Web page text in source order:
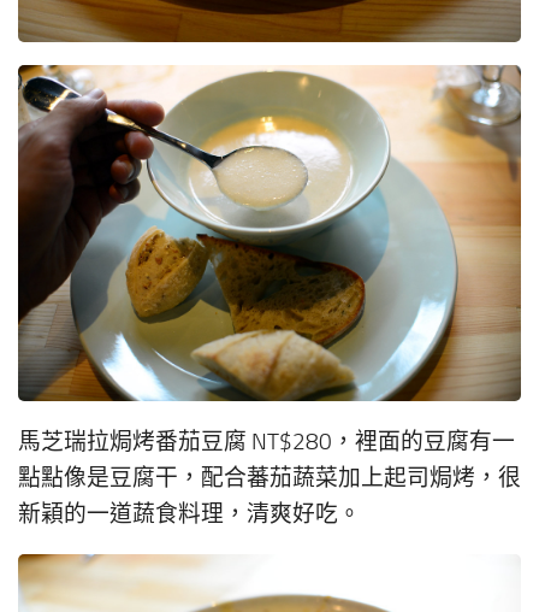
馬芝瑞拉焗烤番茄豆腐 NT$280，裡面的豆腐有一
點點像是豆腐干，配合蕃茄蔬菜加上起司焗烤，很
新穎的一道蔬食料理，清爽好吃。